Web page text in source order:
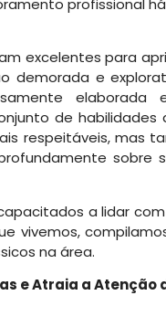
profissional
excelentes para
demorada e
elaborada
de
respeitáveis, mas
sobre
a lidar
vivemos,
na área.
e Atraia a Atenção